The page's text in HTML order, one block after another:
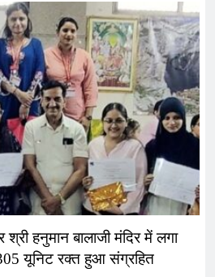
श्री हनुमान बालाजी मंदिर में लगा
यूनिट रक्त हुआ संग्रहित